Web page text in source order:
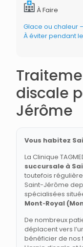
À Faire
Glace ou chaleur
À éviter pendant
discale
Jérôme
Vous habitez
La Clinique
succursale à
toutefois
Saint-Jérôme
spécialisées
Mont‑Royal
De nombreux
déplacent vers
bénéficier de nos